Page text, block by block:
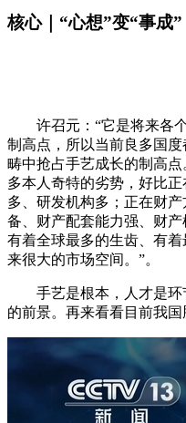
核心｜“心想”变“事成
许召元：“它是将来各个
制高点，所以当前良多国
畴中抢占手艺成长的制高
多本人奇特的劣势，好比
多、研发机构多；正在财
备、财产配套能力强、财
有着全球最多的生齿、有
来很大的市场空间。”。
手艺是根本，人才是环
的前景。再来看看目前我国